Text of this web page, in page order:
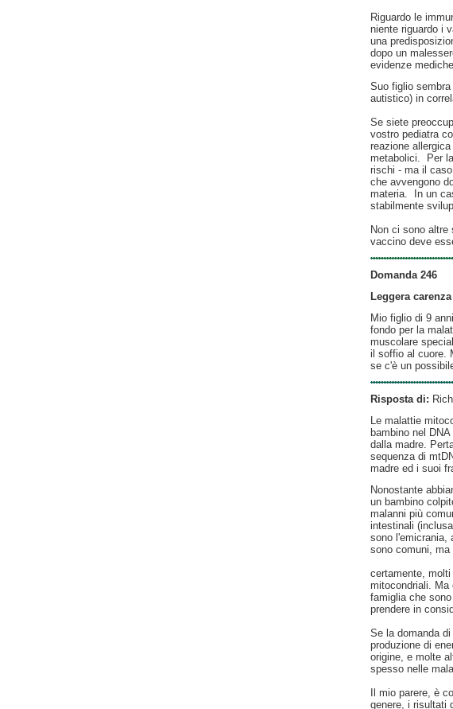
Riguardo le
niente riguardo i
una
dopo un
evidenze
Suo figlio
autistico) in
Se siete
vostro pediatra
reazione
metabolici. Per
rischi - ma il
che avvengono
materia. In un
stabilmente
Non ci sono
vaccino deve
Domanda 246
Leggera
Mio figlio di 9
fondo per la
muscolare
il soffio al cuore.
se c'è un
Risposta di:
Le malattie
bambino nel
dalla madre.
sequenza di
madre ed i suoi
Nonostante
un bambino
malanni più
intestinali
sono l'emicrania,
sono comuni, ma
certamente,
mitocondriali. Ma
famiglia che
prendere in
Se la domanda
produzione di
origine, e molte
spesso nelle
Il mio parere, è
genere, i risultati